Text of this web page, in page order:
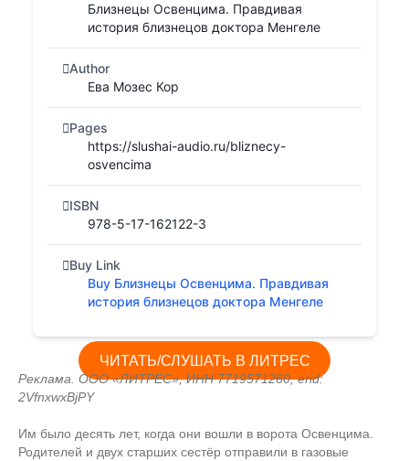
Близнецы Освенцима. Правдивая
история близнецов доктора Менгеле
Author
Ева Мозес Кор
Pages
https://slushai-audio.ru/bliznecy-
osvencima
ISBN
978-5-17-162122-3
Buy Link
Buy Близнецы Освенцима. Правдивая
история близнецов доктора Менгеле
ЧИТАТЬ/СЛУШАТЬ В ЛИТРЕС
Реклама. ООО «ЛИТРЕС», ИНН 7719571260, erid:
2VfnxwxBjPY
Им было десять лет, когда они вошли в ворота Освенцима.
Родителей и двух старших сестёр отправили в газовые